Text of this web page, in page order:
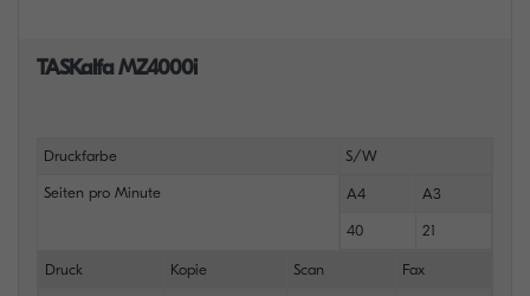
TASKalfa MZ4000i
Druckfarbe S/W
Seiten pro Minute A4 A3
40 21
Druck Kopie Scan Fax